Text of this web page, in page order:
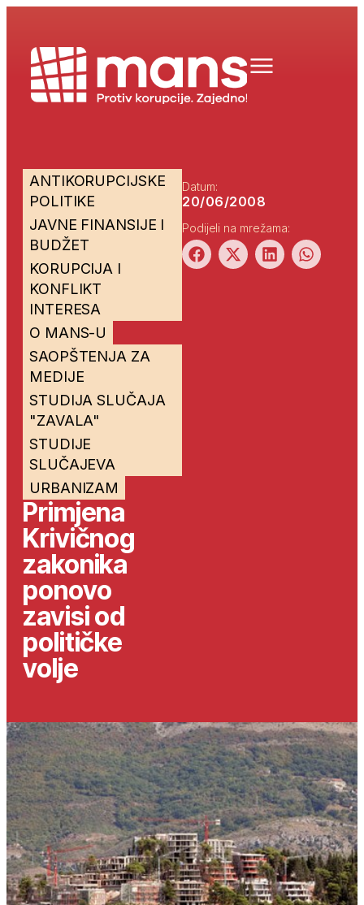
ANTIKORUPCIJSKE
POLITIKE
JAVNE FINANSIJE I
BUDŽET
KORUPCIJA I
KONFLIKT
INTERESA
O MANS-U
SAOPŠTENJA ZA
MEDIJE
STUDIJA SLUČAJA
"ZAVALA"
STUDIJE
SLUČAJEVA
URBANIZAM
Primjena
Krivičnog
zakonika
ponovo
zavisi od
političke
volje
Datum:
20/06/2008
Podijeli na mrežama: